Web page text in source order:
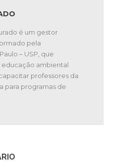
é um gestor
pela
– USP, que
ambiental
professores da
para programas de